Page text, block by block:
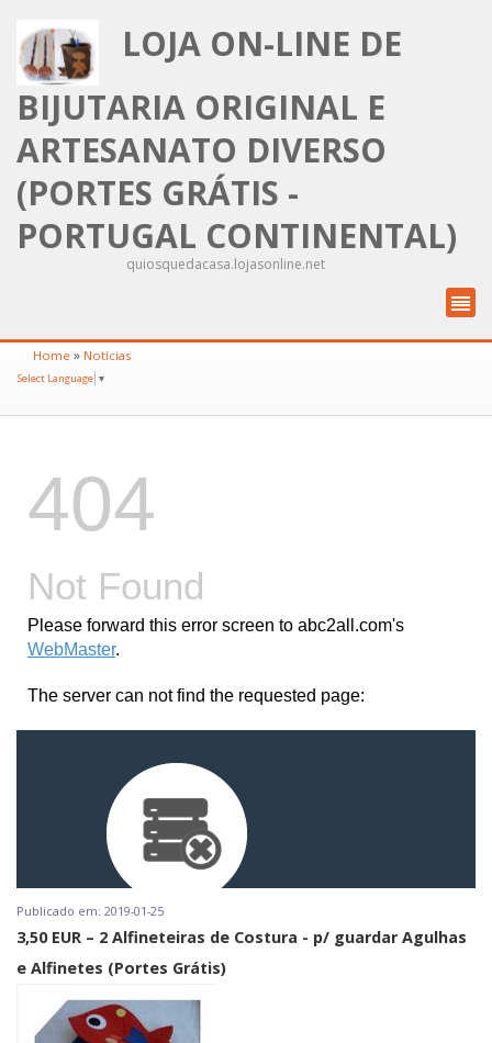
LOJA ON-LINE DE
BIJUTARIA ORIGINAL E
ARTESANATO DIVERSO
(PORTES GRÁTIS -
PORTUGAL CONTINENTAL)
quiosquedacasa.lojasonline.net
Home » Notícias
Select Language ▼
Publicado em: 2019-01-25
3,50 EUR – 2 Alfineteiras de Costura - p/ guardar Agulhas
e Alfinetes (Portes Grátis)